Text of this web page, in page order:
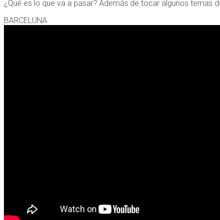
¿Qué es lo que va a pasar? Además de tocar algunos
BARCELUNA